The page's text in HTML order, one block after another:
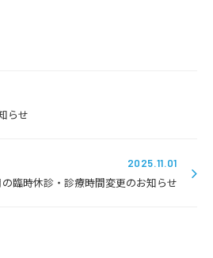
らせ
2025.11.01
臨時休診・診療時間変更のお知らせ